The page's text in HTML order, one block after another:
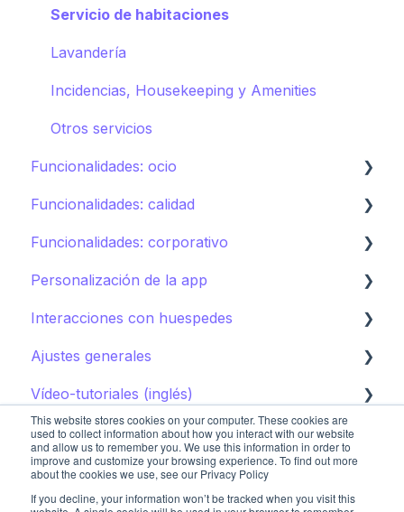
This website stores cookies on your computer. These cookies are
used to collect information about how you interact with our website
and allow us to remember you. We use this information in order to
improve and customize your browsing experience. To find out more
about the cookies we use, see our Privacy Policy
If you decline, your information won’t be tracked when you visit this
Spa
Deportes
Piscinas
Tiendas
Directorio
Otras Instalaciones
Servicio de habitaciones
Lavandería
Incidencias, Housekeeping y Amenities
Otros servicios
Funcionalidades: ocio
Calendario de actividades
Tours
Puntos de interés
Club infantil
Guía de destino
Funcionalidades: calidad
Instant feedback
Insights: Analítica
Funcionalidades: corporativo
Control de marca
Contenido
Campañas
Personalización de la app
Cómo editar la app para huéspedes
Cómo promocionar la app para huéspedes
Interacciones con huespedes
AI Concierge
CRM
Concierge chat
Peticiones
Ajustes generales
Ajustes del hotel
Upsell
Sistemas de reserva
Agrupaciones de contenido
Vídeo-tutoriales (inglés)
Primeros pasos
Sistemas de reserva
Restaurantes